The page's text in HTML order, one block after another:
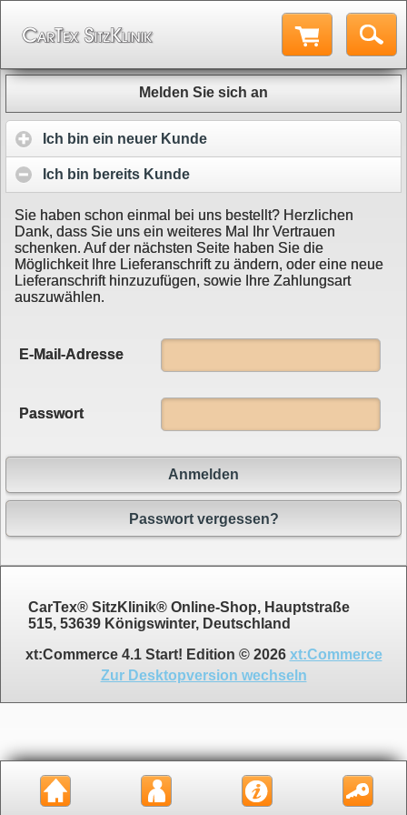
Melden Sie sich an
Ich bin ein neuer Kunde
Ich bin bereits Kunde
Sie haben schon einmal bei uns bestellt? Herzlichen
Dank, dass Sie uns ein weiteres Mal Ihr Vertrauen
schenken. Auf der nächsten Seite haben Sie die
Möglichkeit Ihre Lieferanschrift zu ändern, oder eine neue
Lieferanschrift hinzuzufügen, sowie Ihre Zahlungsart
auszuwählen.
E-Mail-Adresse
Passwort
Anmelden
Passwort vergessen?
CarTex® SitzKlinik® Online-Shop, Hauptstraße
515, 53639 Königswinter, Deutschland
xt:Commerce 4.1 Start! Edition © 2026 xt:Commerce
Zur Desktopversion wechseln